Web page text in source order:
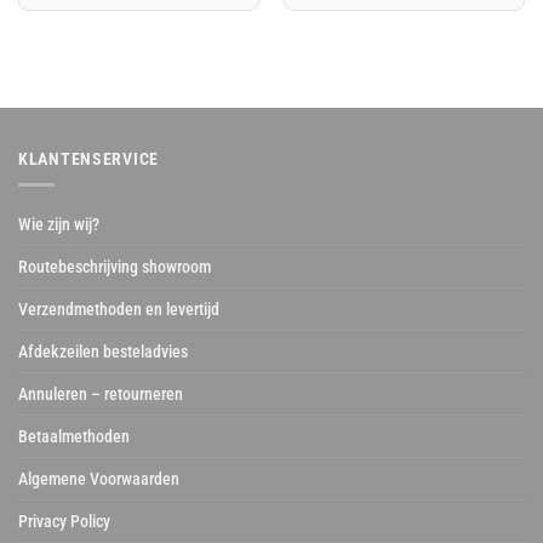
was:
is:
was:
is:
KLANTENSERVICE
Wie zijn wij?
Routebeschrijving showroom
Verzendmethoden en levertijd
Afdekzeilen besteladvies
Annuleren – retourneren
Betaalmethoden
Algemene Voorwaarden
Privacy Policy